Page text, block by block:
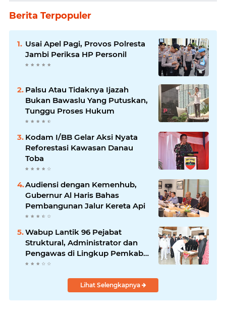
Berita Terpopuler
Usai Apel Pagi, Provos Polresta
Jambi Periksa HP Personil
Palsu Atau Tidaknya Ijazah
Bukan Bawaslu Yang Putuskan,
Tunggu Proses Hukum
Kodam I/BB Gelar Aksi Nyata
Reforestasi Kawasan Danau
Toba
Audiensi dengan Kemenhub,
Gubernur Al Haris Bahas
Pembangunan Jalur Kereta Api
Wabup Lantik 96 Pejabat
Struktural, Administrator dan
Pengawas di Lingkup Pemkab
Tanjabtim
Lihat Selengkapnya